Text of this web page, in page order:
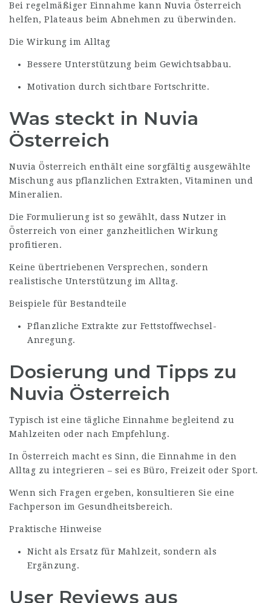
Bei regelmäßiger Einnahme kann Nuvia Österreich
helfen, Plateaus beim Abnehmen zu überwinden.
Die Wirkung im Alltag
Bessere Unterstützung beim Gewichtsabbau.
Motivation durch sichtbare Fortschritte.
Was steckt in Nuvia
Österreich
Nuvia Österreich enthält eine sorgfältig ausgewählte
Mischung aus pflanzlichen Extrakten, Vitaminen und
Mineralien.
Die Formulierung ist so gewählt, dass Nutzer in
Österreich von einer ganzheitlichen Wirkung
profitieren.
Keine übertriebenen Versprechen, sondern
realistische Unterstützung im Alltag.
Beispiele für Bestandteile
Pflanzliche Extrakte zur Fettstoffwechsel-
Anregung.
Dosierung und Tipps zu
Nuvia Österreich
Typisch ist eine tägliche Einnahme begleitend zu
Mahlzeiten oder nach Empfehlung.
In Österreich macht es Sinn, die Einnahme in den
Alltag zu integrieren – sei es Büro, Freizeit oder Sport.
Wenn sich Fragen ergeben, konsultieren Sie eine
Fachperson im Gesundheitsbereich.
Praktische Hinweise
Nicht als Ersatz für Mahlzeit, sondern als
Ergänzung.
User Reviews aus